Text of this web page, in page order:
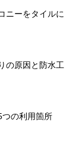
ニーをタイルに
の原因と防水工
の利用箇所